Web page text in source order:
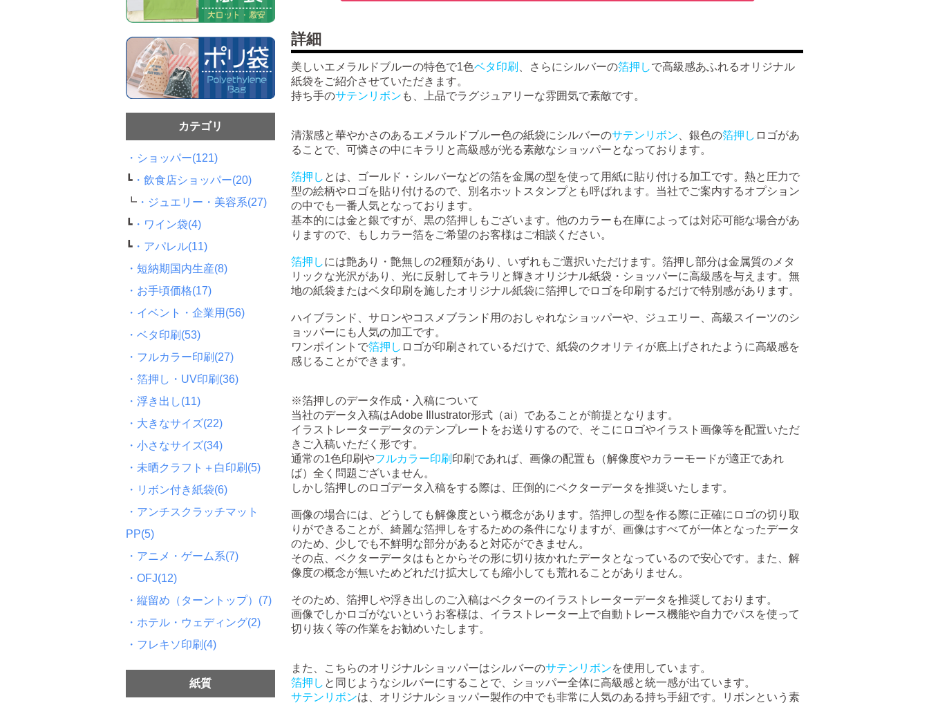
詳細
美しいエメラルドブルーの特色で1色ベタ印刷 、さらにシルバーの箔押しで高級感あふれるオリジナル
紙袋をご紹介させていただきます。
持ち手のサテンリボン も、上品でラグジュアリーな雰囲気で素敵です。
清潔感と華やかさのあるエメラルドブルー色の紙袋にシルバーのサテンリボン、銀色の箔押し ロゴがあ
ることで、可憐さの中にキラリと高級感が光る素敵なショッパーとなっております。
箔押し とは、ゴールド・シルバーなどの箔を金属の型を使って用紙に貼り付ける加工です。熱と圧力で
型の絵柄やロゴを貼り付けるので、別名ホットスタンプとも呼ばれます。当社でご案内するオプション
の中でも一番人気となっております。
基本的には金と銀ですが、黒の箔押しもございます。他のカラーも在庫によっては対応可能な場合があ
りますので、もしカラー箔をご希望のお客様はご相談ください。
箔押しには艶あり・艶無しの2種類があり、いずれもご選択いただけます。箔押し部分は金属質のメタ
リックな光沢があり、光に反射してキラリと輝きオリジナル紙袋・ショッパーに高級感を与えます。無
地の紙袋またはベタ印刷を施したオリジナル紙袋に箔押しでロゴを印刷するだけで特別感があります。
ハイブランド、サロンやコスメブランド用のおしゃれなショッパーや、ジュエリー、高級スイーツのシ
ョッパーにも人気の加工です。
ワンポイントで箔押し ロゴが印刷されているだけで、紙袋のクオリティが底上げされたように高級感を
感じることができます。
※箔押しのデータ作成・入稿について
当社のデータ入稿はAdobe Illustrator形式（ai）であることが前提となります。
イラストレーターデータのテンプレートをお送りするので、そこにロゴやイラスト画像等を配置いただ
きご入稿いただく形です。
通常の1色印刷やフルカラー印刷 印刷であれば、画像の配置も（解像度やカラーモードが適正であれ
ば）全く問題ございません。
しかし箔押しのロゴデータ入稿をする際は、圧倒的にベクターデータを推奨いたします。
画像の場合には、どうしても解像度という概念があります。箔押しの型を作る際に正確にロゴの切り取
りができることが、綺麗な箔押しをするための条件になりますが、画像はすべてが一体となったデータ
のため、少しでも不鮮明な部分があると対応ができません。
その点、ベクターデータはもとからその形に切り抜かれたデータとなっているので安心です。また、解
像度の概念が無いためどれだけ拡大しても縮小しても荒れることがありません。
そのため、箔押しや浮き出しのご入稿はベクターのイラストレーターデータを推奨しております。
画像でしかロゴがないというお客様は、イラストレーター上で自動トレース機能や自力でパスを使って
切り抜く等の作業をお勧めいたします。
また、こちらのオリジナルショッパーはシルバーのサテンリボンを使用しています。
箔押し と同じようなシルバーにすることで、ショッパー全体に高級感と統一感が出ています。
サテンリボンは、オリジナルショッパー製作の中でも非常に人気のある持ち手紐です。リボンという素
カテゴリ
・ショッパー(121)
┗ ・飲食店ショッパー(20)
┗ ・ジュエリー・美容系(27)
┗ ・ワイン袋(4)
┗ ・アパレル(11)
・短納期国内生産(8)
・お手頃価格(17)
・イベント・企業用(56)
・ベタ印刷(53)
・フルカラー印刷(27)
・箔押し・UV印刷(36)
・浮き出し(11)
・大きなサイズ(22)
・小さなサイズ(34)
・未晒クラフト＋白印刷(5)
・リボン付き紙袋(6)
・アンチスクラッチマット
PP(5)
・アニメ・ゲーム系(7)
・OFJ(12)
・縦留め（ターントップ）(7)
・ホテル・ウェディング(2)
・フレキソ印刷(4)
紙質